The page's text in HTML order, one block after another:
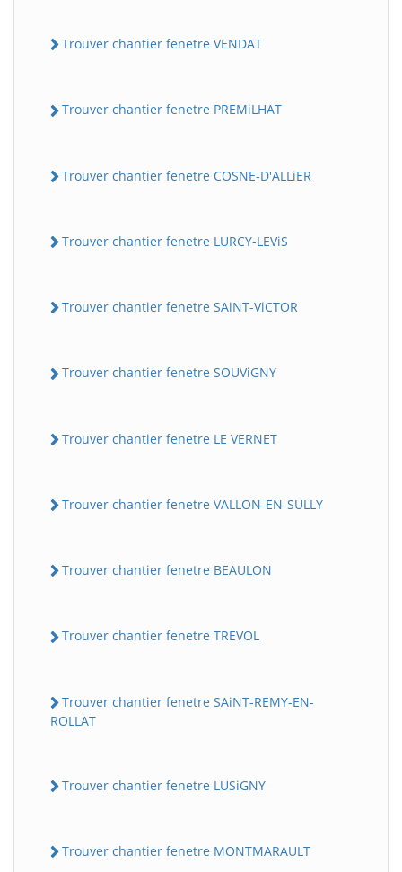
Trouver chantier fenetre VENDAT
Trouver chantier fenetre PREMiLHAT
Trouver chantier fenetre COSNE-D'ALLiER
Trouver chantier fenetre LURCY-LEViS
Trouver chantier fenetre SAiNT-ViCTOR
Trouver chantier fenetre SOUViGNY
Trouver chantier fenetre LE VERNET
Trouver chantier fenetre VALLON-EN-SULLY
Trouver chantier fenetre BEAULON
Trouver chantier fenetre TREVOL
Trouver chantier fenetre SAiNT-REMY-EN-
ROLLAT
Trouver chantier fenetre LUSiGNY
Trouver chantier fenetre MONTMARAULT